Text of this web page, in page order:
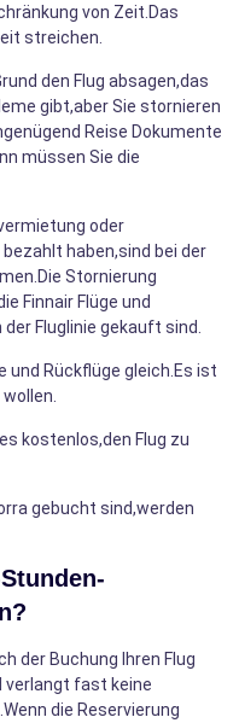
von Zeit.Das
streichen.
den Flug absagen,das
gibt,aber Sie stornieren
Reise Dokumente
müssen Sie die
oder
haben,sind bei der
Stornierung
Finnair Flüge und
Fluglinie gekauft sind.
und Rückflüge gleich.Es ist
kostenlos,den Flug zu
gebucht sind,werden
der Buchung Ihren Flug
verlangt fast keine
die Reservierung